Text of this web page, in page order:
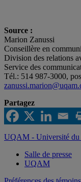
Source :
Marion Zanussi
Conseillère en
Division des relations
Service des
Tél.: 514 987-3000,
Partagez
UQAM - Université du
Salle de presse
UQAM